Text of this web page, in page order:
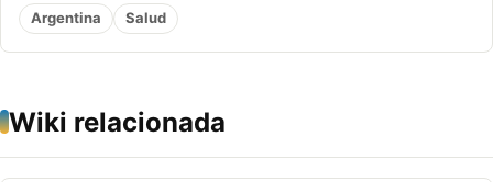
Argentina Salud
Wiki relacionada